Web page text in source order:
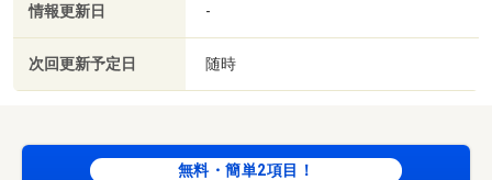
情報更新日 -
次回更新予定日 随時
無料・簡単2項目！